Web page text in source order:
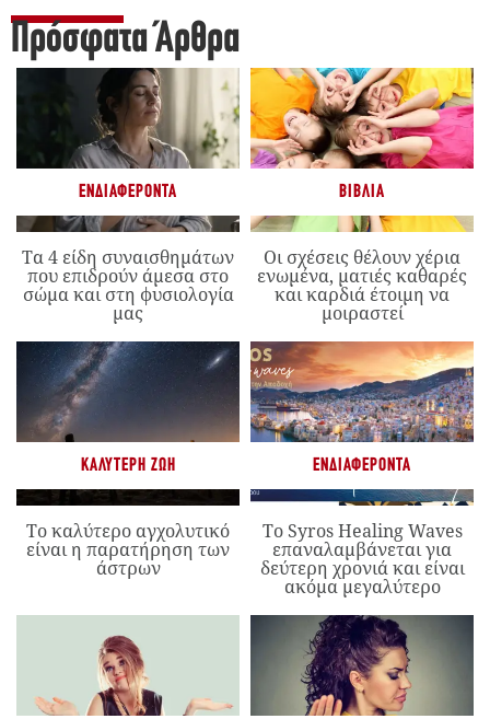
Πρόσφατα Άρθρα
ΕΝΔΙΑΦΈΡΟΝΤΑ
Τα 4 είδη συναισθημάτων
που επιδρούν άμεσα στο
σώμα και στη φυσιολογία
μας
ΒΙΒΛΊΑ
Οι σχέσεις θέλουν χέρια
ενωμένα, ματιές καθαρές
και καρδιά έτοιμη να
μοιραστεί
ΚΑΛΎΤΕΡΗ ΖΩΉ
Το καλύτερο αγχολυτικό
είναι η παρατήρηση των
άστρων
ΕΝΔΙΑΦΈΡΟΝΤΑ
Το Syros Healing Waves
επαναλαμβάνεται για
δεύτερη χρονιά και είναι
ακόμα μεγαλύτερο